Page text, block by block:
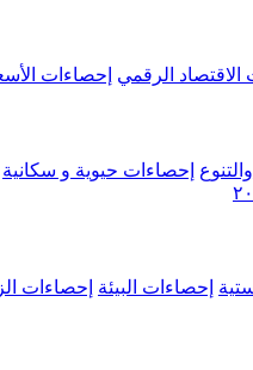
الاقتصاد الرقمي إحصاءات
إحصاءات حيوية و سكانية
إحصاءات البيئة إحصاءات